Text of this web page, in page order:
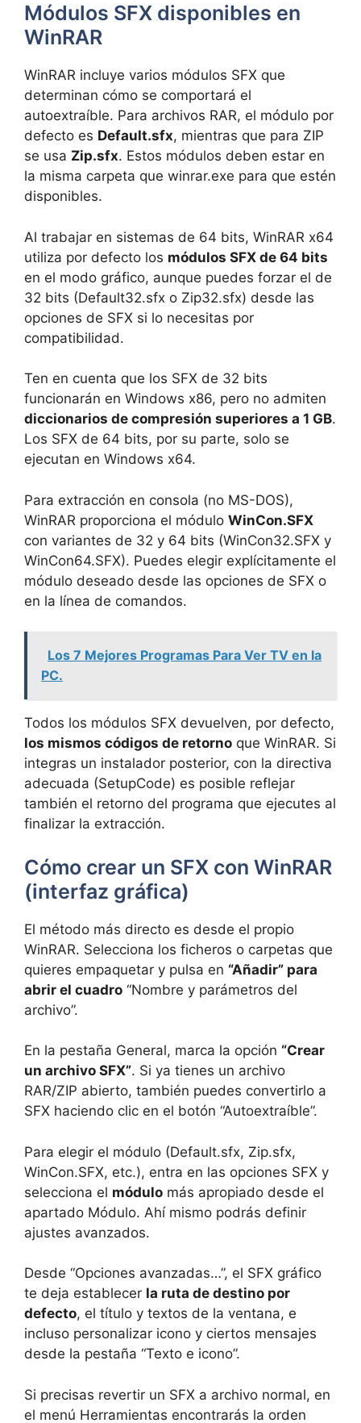
Módulos SFX disponibles en
WinRAR
WinRAR incluye varios módulos SFX que
determinan cómo se comportará el
autoextraíble. Para archivos RAR, el módulo por
defecto es Default.sfx, mientras que para ZIP
se usa Zip.sfx. Estos módulos deben estar en
la misma carpeta que winrar.exe para que estén
disponibles.
Al trabajar en sistemas de 64 bits, WinRAR x64
utiliza por defecto los módulos SFX de 64 bits
en el modo gráfico, aunque puedes forzar el de
32 bits (Default32.sfx o Zip32.sfx) desde las
opciones de SFX si lo necesitas por
compatibilidad.
Ten en cuenta que los SFX de 32 bits
funcionarán en Windows x86, pero no admiten
diccionarios de compresión superiores a 1 GB.
Los SFX de 64 bits, por su parte, solo se
ejecutan en Windows x64.
Para extracción en consola (no MS-DOS),
WinRAR proporciona el módulo WinCon.SFX
con variantes de 32 y 64 bits (WinCon32.SFX y
WinCon64.SFX). Puedes elegir explícitamente el
módulo deseado desde las opciones de SFX o
en la línea de comandos.
Los 7 Mejores Programas Para Ver TV en la
PC.
Todos los módulos SFX devuelven, por defecto,
los mismos códigos de retorno que WinRAR. Si
integras un instalador posterior, con la directiva
adecuada (SetupCode) es posible reflejar
también el retorno del programa que ejecutes al
finalizar la extracción.
Cómo crear un SFX con WinRAR
(interfaz gráfica)
El método más directo es desde el propio
WinRAR. Selecciona los ficheros o carpetas que
quieres empaquetar y pulsa en “Añadir” para
abrir el cuadro “Nombre y parámetros del
archivo”.
En la pestaña General, marca la opción “Crear
un archivo SFX”. Si ya tienes un archivo
RAR/ZIP abierto, también puedes convertirlo a
SFX haciendo clic en el botón “Autoextraíble”.
Para elegir el módulo (Default.sfx, Zip.sfx,
WinCon.SFX, etc.), entra en las opciones SFX y
selecciona el módulo más apropiado desde el
apartado Módulo. Ahí mismo podrás definir
ajustes avanzados.
Desde “Opciones avanzadas…”, el SFX gráfico
te deja establecer la ruta de destino por
defecto, el título y textos de la ventana, e
incluso personalizar icono y ciertos mensajes
desde la pestaña “Texto e icono”.
Si precisas revertir un SFX a archivo normal, en
el menú Herramientas encontrarás la orden